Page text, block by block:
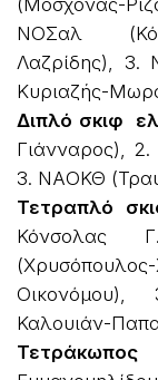
(Μοσχονάς-
ΝΟΣαλ
Λαζρίδης), 3.
Κυριαζής-
Διπλό σκιφ
Γιάνναρος),
3. ΝΑΟΚΘ
Τετραπλό
Κόνσολας
Οικονόμου),
Καλουιάν-